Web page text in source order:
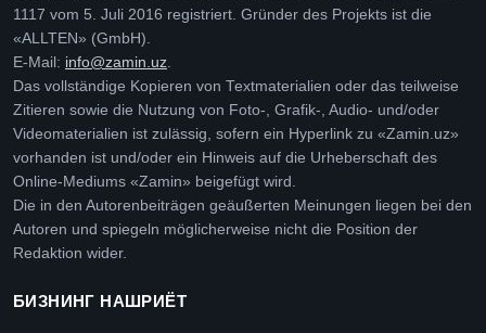
1117 vom 5. Juli 2016 registriert. Gründer des Projekts ist die
«ALLTEN» (GmbH).
E-Mail: info@zamin.uz
Das vollständige Kopieren von Textmaterialien oder das teilweise
Zitieren sowie die Nutzung von Foto-, Grafik-, Audio- und/oder
Videomaterialien ist zulässig, sofern ein Hyperlink zu «Zamin.uz»
vorhanden ist und/oder ein Hinweis auf die Urheberschaft des
Online-Mediums «Zamin» beigefügt wird.
Die in den Autorenbeiträgen geäußerten Meinungen liegen bei den
Autoren und spiegeln möglicherweise nicht die Position der
Redaktion wider.
БИЗНИНГ НАШРИЁТ